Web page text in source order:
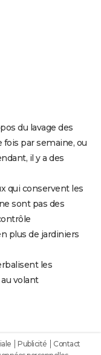
du lavage des
fois par semaine, ou
il y a des
qui conservent les
sont pas des
plus de jardiniers
les
volant
Publicité
Contact